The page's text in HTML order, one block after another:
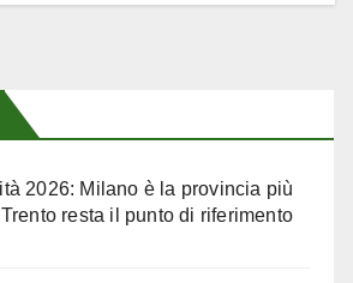
2026: Milano è la provincia più
resta il punto di riferimento